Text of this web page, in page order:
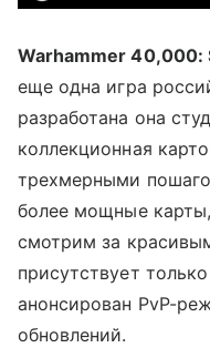
Warhammer 40,000:
еще одна игра
разработана она
коллекционная
трехмерными
более мощные
смотрим за
присутствует
анонсирован PvP-
обновлений.